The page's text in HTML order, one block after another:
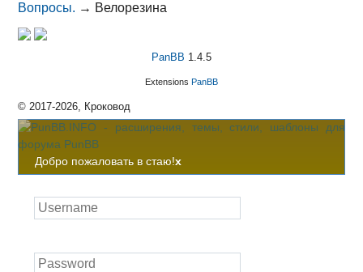
Вопросы. → Велорезина
PanBB 1.4.5
Extensions PanBB
© 2017-2026, Кроковод
Добро пожаловать в стаю!x